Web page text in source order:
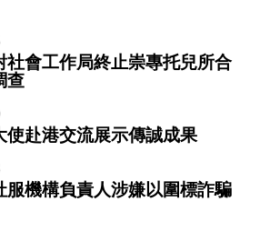
社會工作局終止崇專托兒所合
查
使赴港交流展示傳誠成果
服機構負責人涉嫌以圍標詐騙